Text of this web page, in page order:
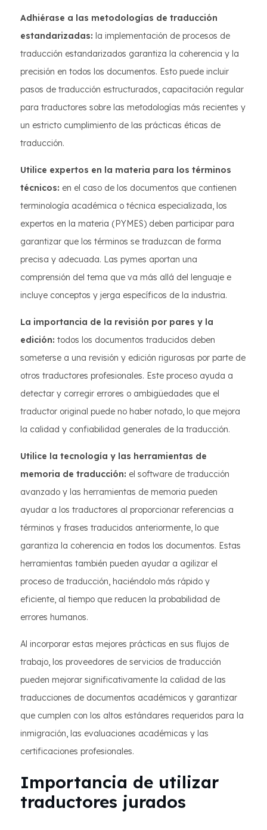
Adhiérase a las metodologías de traducción
estandarizadas: la implementación de procesos de
traducción estandarizados garantiza la coherencia y la
precisión en todos los documentos. Esto puede incluir
pasos de traducción estructurados, capacitación regular
para traductores sobre las metodologías más recientes y
un estricto cumplimiento de las prácticas éticas de
traducción.
Utilice expertos en la materia para los términos
técnicos: en el caso de los documentos que contienen
terminología académica o técnica especializada, los
expertos en la materia (PYMES) deben participar para
garantizar que los términos se traduzcan de forma
precisa y adecuada. Las pymes aportan una
comprensión del tema que va más allá del lenguaje e
incluye conceptos y jerga específicos de la industria.
La importancia de la revisión por pares y la
edición: todos los documentos traducidos deben
someterse a una revisión y edición rigurosas por parte de
otros traductores profesionales. Este proceso ayuda a
detectar y corregir errores o ambigüedades que el
traductor original puede no haber notado, lo que mejora
la calidad y confiabilidad generales de la traducción.
Utilice la tecnología y las herramientas de
memoria de traducción: el software de traducción
avanzado y las herramientas de memoria pueden
ayudar a los traductores al proporcionar referencias a
términos y frases traducidos anteriormente, lo que
garantiza la coherencia en todos los documentos. Estas
herramientas también pueden ayudar a agilizar el
proceso de traducción, haciéndolo más rápido y
eficiente, al tiempo que reducen la probabilidad de
errores humanos.
Al incorporar estas mejores prácticas en sus flujos de
trabajo, los proveedores de servicios de traducción
pueden mejorar significativamente la calidad de las
traducciones de documentos académicos y garantizar
que cumplen con los altos estándares requeridos para la
inmigración, las evaluaciones académicas y las
certificaciones profesionales.
Importancia de utilizar
traductores jurados